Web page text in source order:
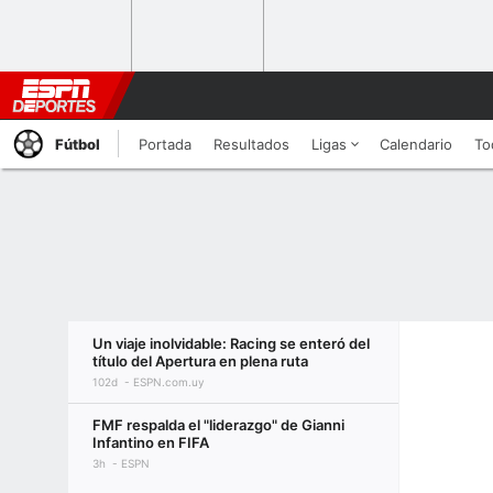
Fútbol Portada Resultados Ligas Calendario
Un viaje inolvidable: Racing se enteró del
título del Apertura en plena ruta
102d ESPN.com.uy
FMF respalda el "liderazgo" de Gianni
Infantino en FIFA
3h ESPN